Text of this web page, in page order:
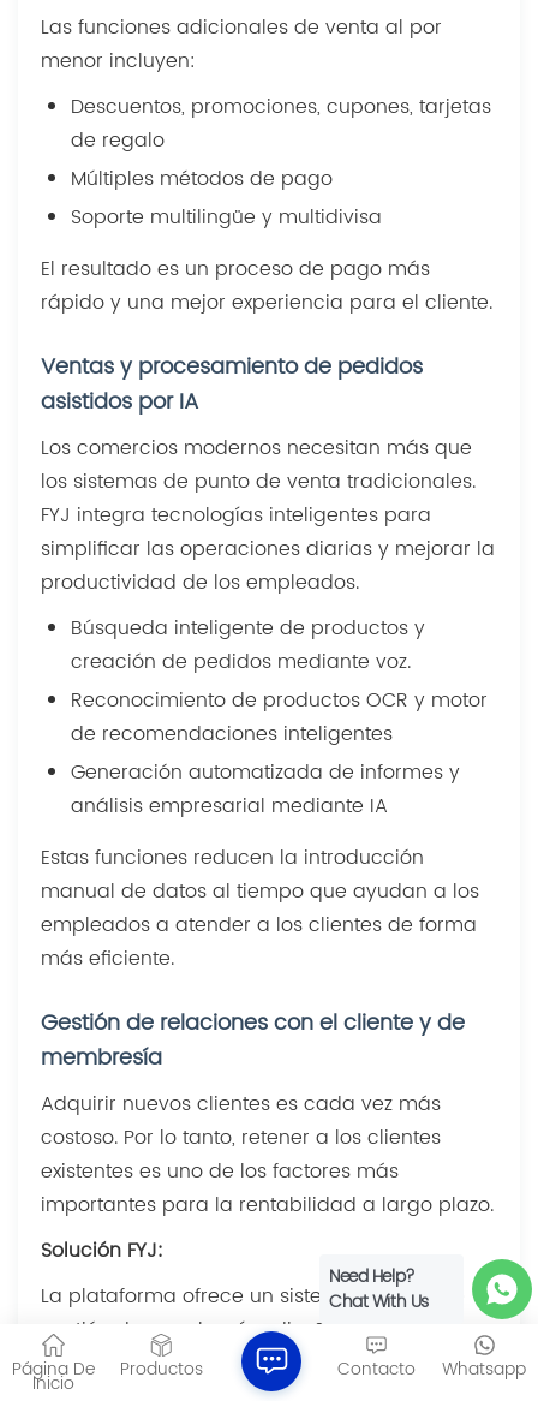
Las funciones adicionales de venta al por
menor incluyen:
Descuentos, promociones, cupones, tarjetas
de regalo
Múltiples métodos de pago
Soporte multilingüe y multidivisa
El resultado es un proceso de pago más
rápido y una mejor experiencia para el cliente.
Ventas y procesamiento de pedidos
asistidos por IA
Los comercios modernos necesitan más que
los sistemas de punto de venta tradicionales.
FYJ integra tecnologías inteligentes para
simplificar las operaciones diarias y mejorar la
productividad de los empleados.
Búsqueda inteligente de productos y
creación de pedidos mediante voz.
Reconocimiento de productos OCR y motor
de recomendaciones inteligentes
Generación automatizada de informes y
análisis empresarial mediante IA
Estas funciones reducen la introducción
manual de datos al tiempo que ayudan a los
empleados a atender a los clientes de forma
más eficiente.
Gestión de relaciones con el cliente y de
membresía
Adquirir nuevos clientes es cada vez más
costoso. Por lo tanto, retener a los clientes
existentes es uno de los factores más
importantes para la rentabilidad a largo plazo.
Solución FYJ:
La plataforma ofrece un sistema integral de
gestión de membresías diseñado para
mejorar la interacción con los clientes y
Página De
Inicio
Productos Whatsapp
Contacto
Need Help?
Chat With Us